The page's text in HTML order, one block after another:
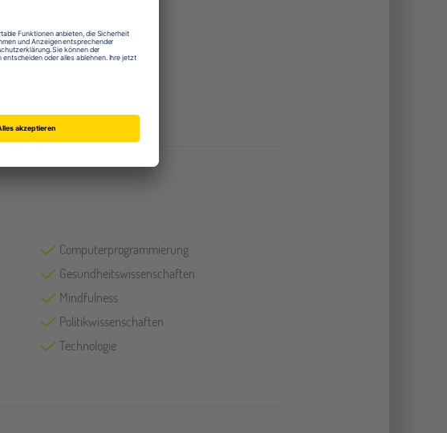
Computerprogrammierung
Gesundheitswissenschaften
Mindfulness
Politikwissenschaften
Technologie